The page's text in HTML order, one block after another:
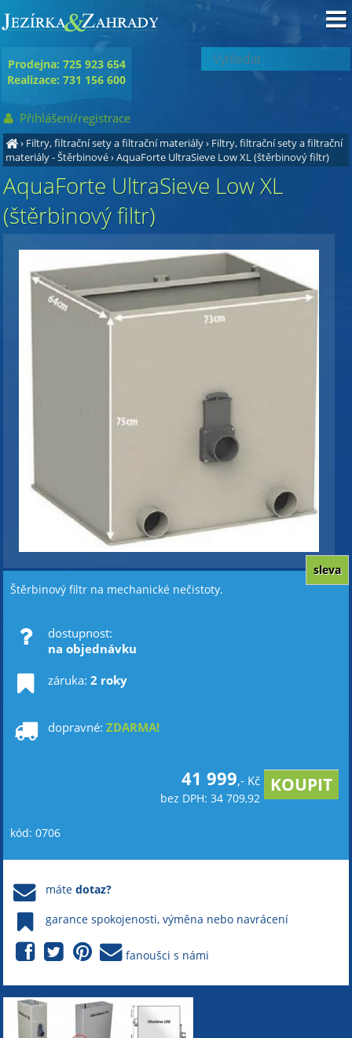
› Filtry, filtrační sety a filtrační materiály› Filtry, filtrační sety a filtrační
materiály - Štěrbinové›AquaForte UltraSieve Low XL (štěrbinový filtr)
AquaForte UltraSieve Low XL
(štěrbinový filtr)
Štěrbinový filtr na mechanické nečistoty.
sleva
dostupnost:
na objednávku
záruka: 2 roky
dopravné: ZDARMA!
41 999,- Kč
bez DPH: 34 709,92
kód: 0706
mátedotaz?
garance spokojenosti, výměna nebo navrácení
fanoušci s námi
Prodejna: 725 923 654
Realizace: 731 156 600
Přihlášení/registrace